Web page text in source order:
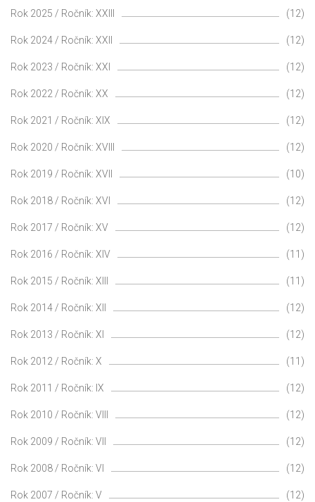
Rok 2025 / Ročník: XXIII (12)
Rok 2024 / Ročník: XXII (12)
Rok 2023 / Ročník: XXI (12)
Rok 2022 / Ročník: XX (12)
Rok 2021 / Ročník: XIX (12)
Rok 2020 / Ročník: XVIII (12)
Rok 2019 / Ročník: XVII (10)
Rok 2018 / Ročník: XVI (12)
Rok 2017 / Ročník: XV (12)
Rok 2016 / Ročník: XIV (11)
Rok 2015 / Ročník: XIII (11)
Rok 2014 / Ročník: XII (12)
Rok 2013 / Ročník: XI (12)
Rok 2012 / Ročník: X (11)
Rok 2011 / Ročník: IX (12)
Rok 2010 / Ročník: VIII (12)
Rok 2009 / Ročník: VII (12)
Rok 2008 / Ročník: VI (12)
Rok 2007 / Ročník: V (12)